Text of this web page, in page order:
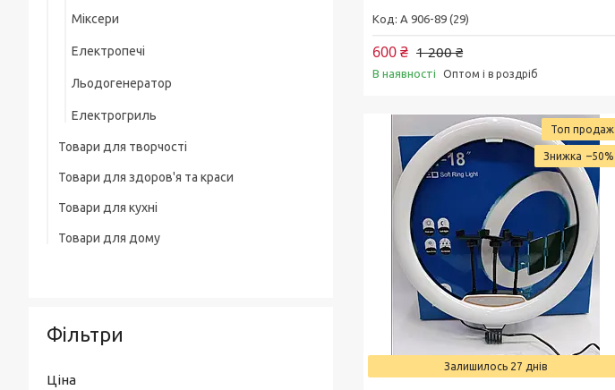
А 906-89 (29)
1 200 ₴
600 ₴
В наявності Оптом і в роздріб
Топ продаж
–50%
Залишилось 27 днів
Міксери
Електропечі
Льодогенератор
Електрогриль
Товари для творчості
Товари для здоров'я та краси
Тример
Фени
Товари для кухні
Набори кухонних ножів
Пательні
Товари для дому
Фільтри
Ціна